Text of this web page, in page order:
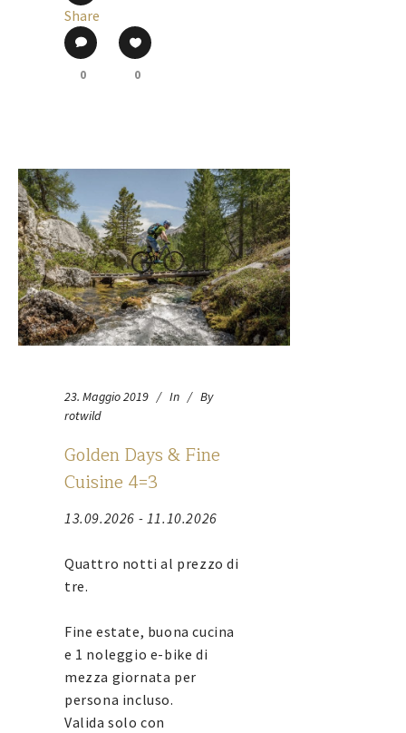
Share
0 0
23. Maggio 2019 In
By
rotwild
Golden Days & Fine
Cuisine 4=3
13.09.2026 - 11.10.2026
Quattro notti al prezzo di
tre.
Fine estate, buona cucina
e 1 noleggio e-bike di
mezza giornata per
persona incluso.
Valida solo con